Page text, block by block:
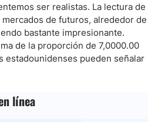
ser realistas. La lectura de
de futuros, alrededor de
bastante impresionante.
de la proporción de 7,0000.00
estadounidenses pueden señalar
línea